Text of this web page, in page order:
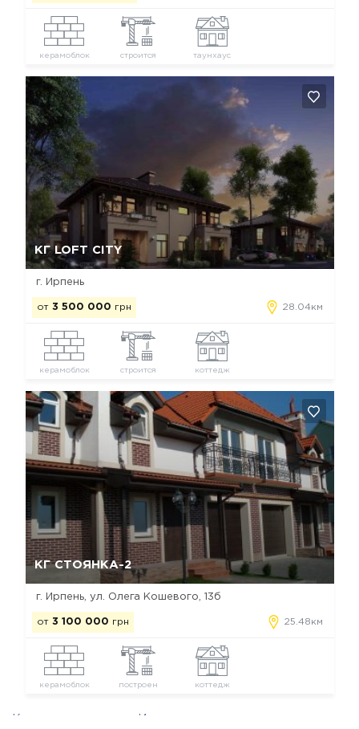
керамоблок строится таунхаус
КГ LOFT CITY
г. Ирпень
от 3 500 000 грн 28.04км
керамоблок строится коттедж
Да, удалить Отмена
КГ СТОЯНКА-2
г. Ирпень, ул. Олега Кошевого, 13б
от 3 100 000 грн 25.48км
керамоблок построен коттедж
Да, удалить Отмена